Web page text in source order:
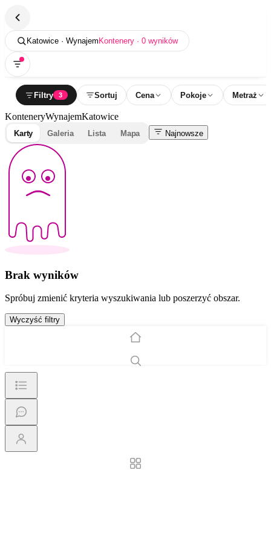
Katowice · Wynajem Kontenery · 0 wyników
Filtry 3 Sortuj Cena Pokoje Metraż
KonteneryWynajemKatowice
Karty Galeria Lista Mapa Najnowsze
Brak wyników
Spróbuj zmienić kryteria wyszukiwania lub poszerzyć obszar.
Wyczyść filtry